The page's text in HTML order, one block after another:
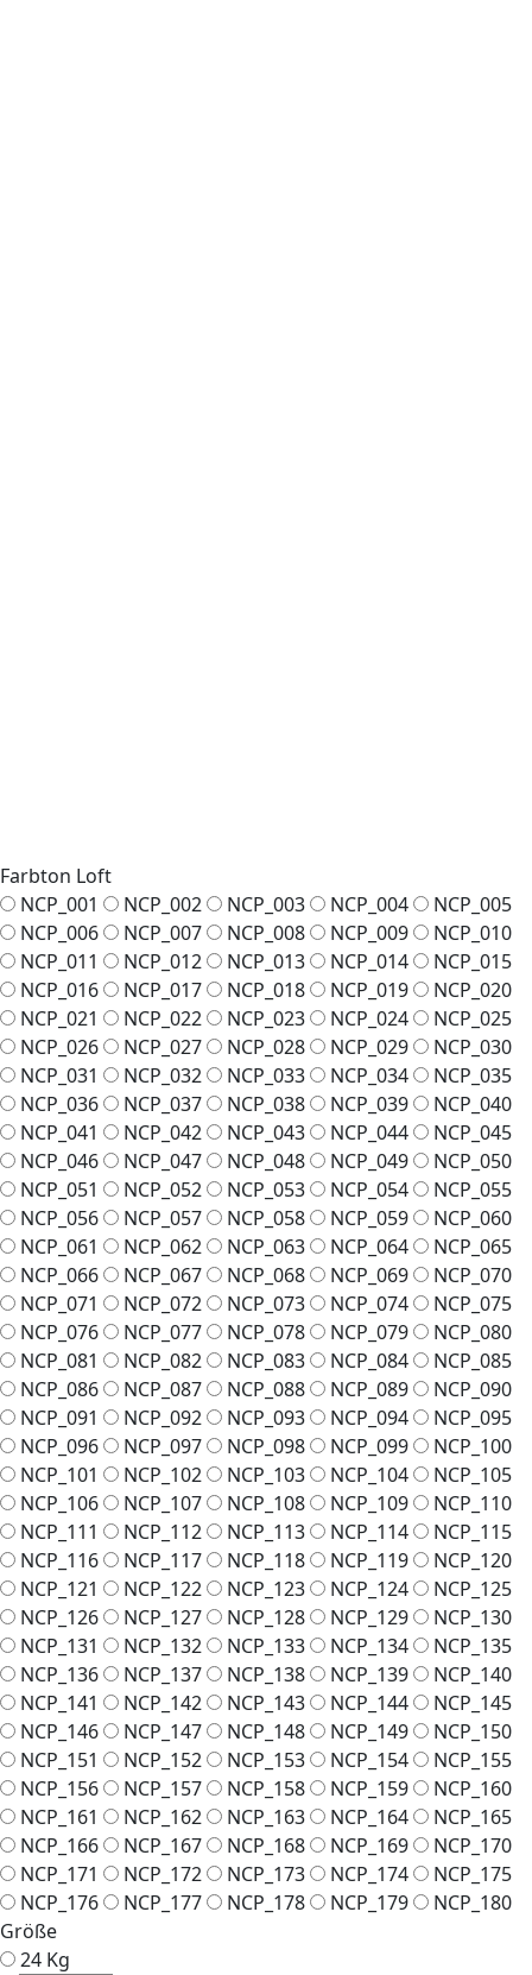
Farbton Loft
NCP_001
NCP_002 NCP_003 NCP_004
NCP_005
NCP_006
NCP_007 NCP_008 NCP_009
NCP_010
NCP_011
NCP_012 NCP_013 NCP_014
NCP_015
NCP_016
NCP_017 NCP_018 NCP_019
NCP_020
NCP_021
NCP_022 NCP_023 NCP_024
NCP_025
NCP_026
NCP_027 NCP_028 NCP_029
NCP_030
NCP_031
NCP_032 NCP_033 NCP_034
NCP_035
NCP_036
NCP_037 NCP_038 NCP_039
NCP_040
NCP_041
NCP_042 NCP_043 NCP_044
NCP_045
NCP_046
NCP_047 NCP_048 NCP_049
NCP_050
NCP_051
NCP_052 NCP_053 NCP_054
NCP_055
NCP_056
NCP_057 NCP_058 NCP_059
NCP_060
NCP_061
NCP_062 NCP_063 NCP_064
NCP_065
NCP_066
NCP_067 NCP_068 NCP_069
NCP_070
NCP_071
NCP_072 NCP_073 NCP_074
NCP_075
NCP_076
NCP_077 NCP_078 NCP_079
NCP_080
NCP_081
NCP_082 NCP_083 NCP_084
NCP_085
NCP_086
NCP_087 NCP_088 NCP_089
NCP_090
NCP_091
NCP_092 NCP_093 NCP_094
NCP_095
NCP_096
NCP_097 NCP_098 NCP_099
NCP_100
NCP_101
NCP_102 NCP_103 NCP_104
NCP_105
NCP_106
NCP_107 NCP_108 NCP_109
NCP_110
NCP_111
NCP_112 NCP_113 NCP_114
NCP_115
NCP_116
NCP_117 NCP_118 NCP_119
NCP_120
NCP_121
NCP_122 NCP_123 NCP_124
NCP_125
NCP_126
NCP_127 NCP_128 NCP_129
NCP_130
NCP_131
NCP_132 NCP_133 NCP_134
NCP_135
NCP_136
NCP_137 NCP_138 NCP_139
NCP_140
NCP_141
NCP_142 NCP_143 NCP_144
NCP_145
NCP_146
NCP_147 NCP_148 NCP_149
NCP_150
NCP_151
NCP_152 NCP_153 NCP_154
NCP_155
NCP_156
NCP_157 NCP_158 NCP_159
NCP_160
NCP_161
NCP_162 NCP_163 NCP_164
NCP_165
NCP_166
NCP_167 NCP_168 NCP_169
NCP_170
NCP_171
NCP_172 NCP_173 NCP_174
NCP_175
NCP_176
NCP_177 NCP_178 NCP_179
NCP_180
Größe
24 Kg